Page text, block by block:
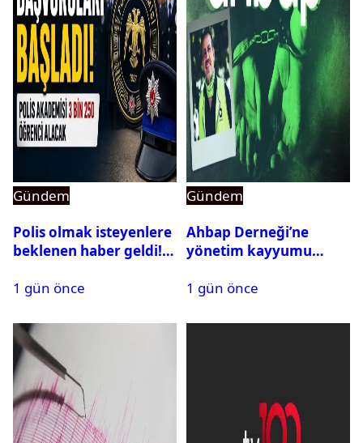
Gündem
Polis olmak isteyenlere
beklenen haber geldi!
1 gün önce
Gündem
Ahbap Derneği’ne
yönetim kayyumu
açıldı
1 gün önce